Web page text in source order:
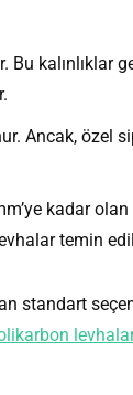
Bu kalınlıklar
Ancak, özel
kadar
temin
standart